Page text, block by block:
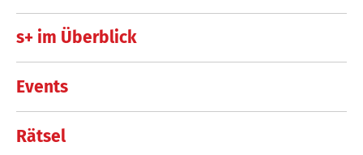
s+ im Überblick
Events
Rätsel